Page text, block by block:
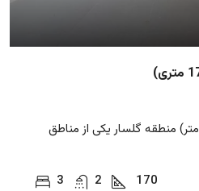
آپارتمان در گلسار رشت (170 متر) منطقه گلسار یکی از مناطق
3
2 170